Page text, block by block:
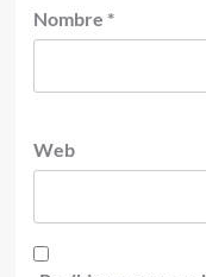
Nombre *
Web